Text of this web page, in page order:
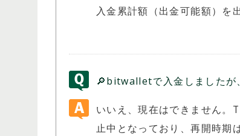
入金累計額（出金可能額）を
🔎bitwalletで入金しましたが
いいえ、現在はできません。
止中となっており、再開時